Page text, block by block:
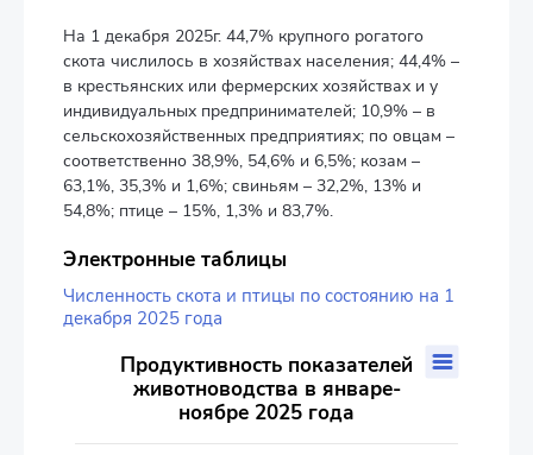
На 1 декабря 2025г. 44,7% крупного рогатого
скота числилось в хозяйствах населения; 44,4% –
в крестьянских или фермерских хозяйствах и у
индивидуальных предпринимателей; 10,9% – в
сельскохозяйственных предприятиях; по овцам –
соответственно 38,9%, 54,6% и 6,5%; козам –
63,1%, 35,3% и 1,6%; свиньям – 32,2%, 13% и
54,8%; птице – 15%, 1,3% и 83,7%.
Электронные таблицы
Численность скота и птицы по состоянию на 1
декабря 2025 года
Продуктивность показателей животноводства в январе-
Bar chart with 2 data series.
The chart has 1 X axis displaying categories.
The chart has 2 Y axes displaying values, and values.
Продуктивность показателей
животноводства в январе-
ноябре 2025 года